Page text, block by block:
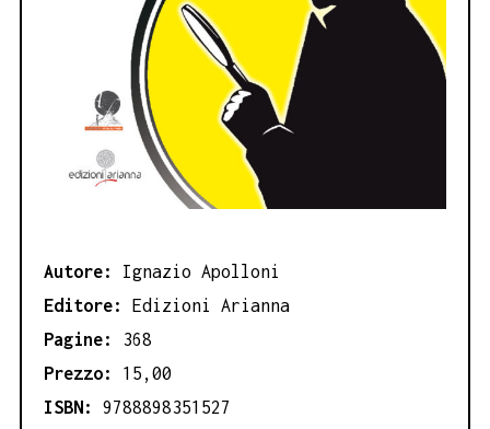
Autore: Ignazio Apolloni
Editore: Edizioni Arianna
Pagine:
368
Prezzo: 15,00
ISBN: 9788898351527